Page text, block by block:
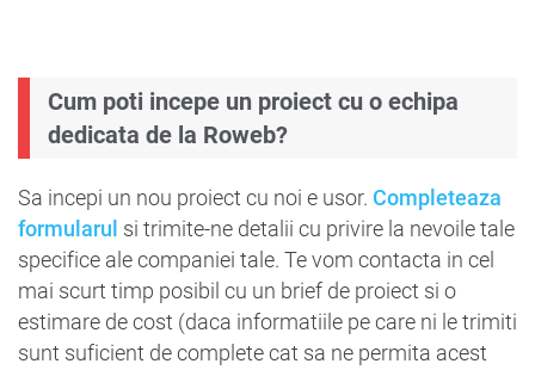
Cum poti incepe un proiect cu o echipa
dedicata de la Roweb?
Sa incepi un nou proiect cu noi e usor. Completeaza
formularul si trimite-ne detalii cu privire la nevoile tale
specifice ale companiei tale. Te vom contacta in cel
mai scurt timp posibil cu un brief de proiect si o
estimare de cost (daca informatiile pe care ni le trimiti
sunt suficient de complete cat sa ne permita acest